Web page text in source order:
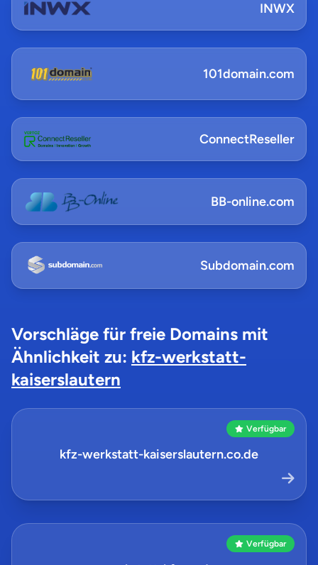
INWX
101domain.com
ConnectReseller
BB-online.com
Subdomain.com
Vorschläge für freie Domains mit
Ähnlichkeit zu: kfz-werkstatt-
kaiserslautern
Verfügbar
kfz-werkstatt-kaiserslautern.co.de
Verfügbar